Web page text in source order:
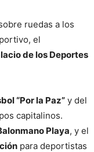
ruedas a los
el
de los Deportes
“Por la Paz” y del
capitalinos.
Playa, y el
para deportistas